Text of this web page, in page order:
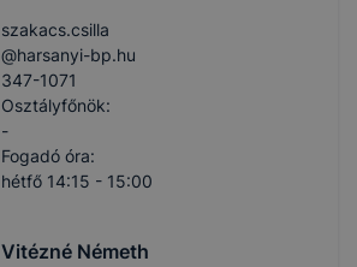
szakacs.csilla​
@harsanyi-bp.hu
347-1071
Osztályfőnök:
-
Fogadó óra:
hétfő 14:15 - 15:00
Vitézné Németh